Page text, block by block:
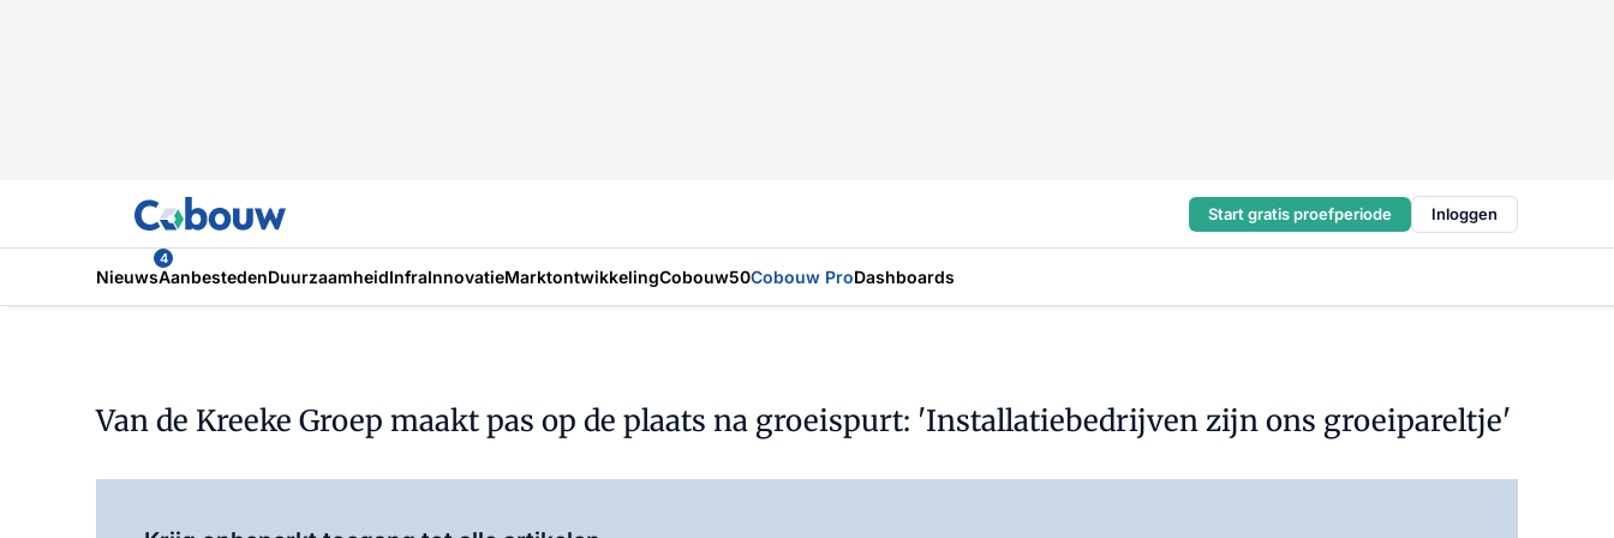
Start gratis proefperiode Inloggen
Nieuws
4
AanbestedenDuurzaamheidInfraInnovatieMarktontwikkelingCobouw50Cobouw ProDashboards
Van de Kreeke Groep maakt pas op de plaats na groeispurt: 'Installatiebedrijven zijn ons groeipareltje'